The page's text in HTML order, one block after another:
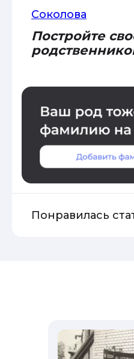
Соколова
Постройте
Понравилась